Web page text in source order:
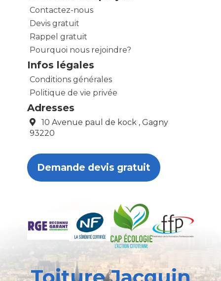
Contactez-nous
Devis gratuit
Rappel gratuit
Pourquoi nous rejoindre?
Infos légales
Conditions générales
Politique de vie privée
Adresses
10 Avenue paul de kock , Gagny
93220
Demande devis gratuit